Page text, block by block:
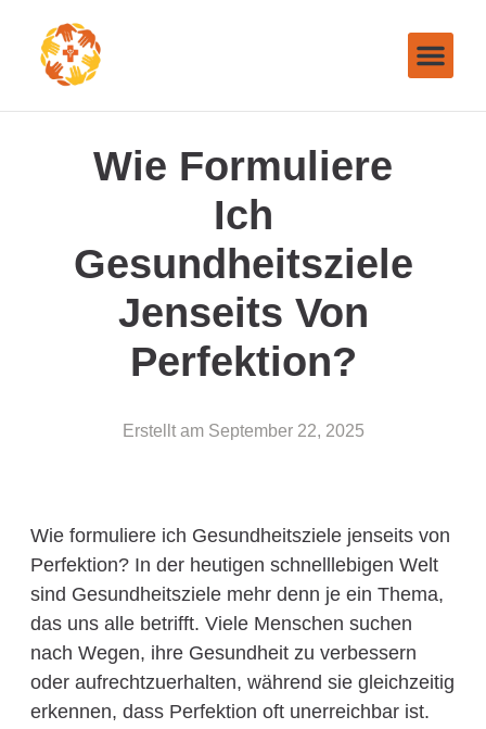
Wie Formuliere
Ich
Gesundheitsziele
Jenseits Von
Perfektion?
Erstellt am September 22, 2025
Wie formuliere ich Gesundheitsziele jenseits von
Perfektion? In der heutigen schnelllebigen Welt
sind Gesundheitsziele mehr denn je ein Thema,
das uns alle betrifft. Viele Menschen suchen
nach Wegen, ihre Gesundheit zu verbessern
oder aufrechtzuerhalten, während sie gleichzeitig
erkennen, dass Perfektion oft unerreichbar ist.